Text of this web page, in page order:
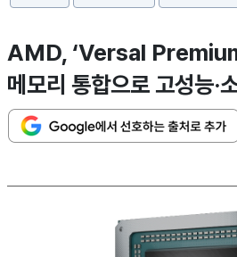
AMD, ‘Versal
메모리 통합으로 고성능·